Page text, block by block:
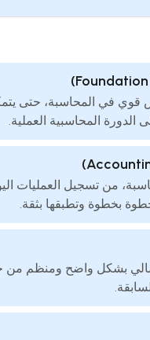
قوي في المحاسبة، حتى
المحاسبية العملية.
من تسجيل العمليات
بخطوة وتطبقها بثقة.
بشكل واضح ومنظم من